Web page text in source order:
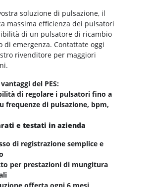
soluzione di pulsazione, il
massima efficienza dei pulsatori
di un pulsatore di ricambio
di emergenza. Contattate oggi
rivenditore per maggiori
del PES:
di regolare i pulsatori fino a
frequenze di pulsazione, bpm,
e testati in azienda
di registrazione semplice e
per prestazioni di mungitura
offerta ogni 6 mesi